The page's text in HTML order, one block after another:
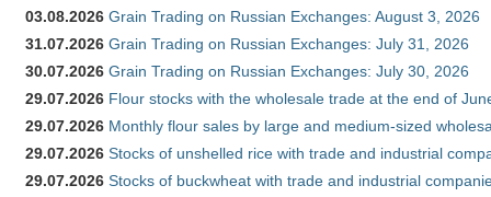
03.08.2026 Grain Trading on Russian Exchanges: August 3, 2026
31.07.2026 Grain Trading on Russian Exchanges: July 31, 2026
30.07.2026 Grain Trading on Russian Exchanges: July 30, 2026
29.07.2026 Flour stocks with the wholesale trade at the end of
29.07.2026 Monthly flour sales by large and medium-sized
29.07.2026 Stocks of unshelled rice with trade and industrial
29.07.2026 Stocks of buckwheat with trade and industrial